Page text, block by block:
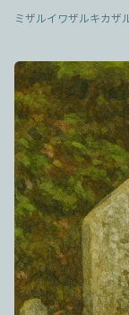
ミザルイワザルキカザ